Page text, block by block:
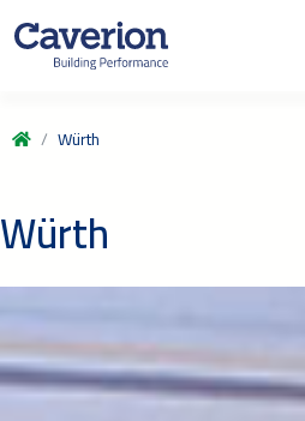
Würth
Würth